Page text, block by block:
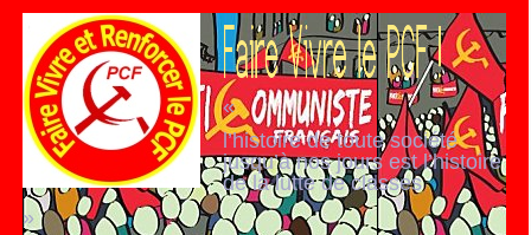
«
l’histoire de toute société
jusqu’à nos jours est l’histoire
de la lutte de classes
»